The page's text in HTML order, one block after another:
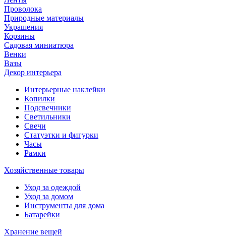
Проволока
Природные материалы
Украшения
Корзины
Садовая миниатюра
Венки
Вазы
Декор интерьера
Интерьерные наклейки
Копилки
Подсвечники
Светильники
Свечи
Статуэтки и фигурки
Часы
Рамки
Хозяйственные товары
Уход за одеждой
Уход за домом
Инструменты для дома
Батарейки
Хранение вещей